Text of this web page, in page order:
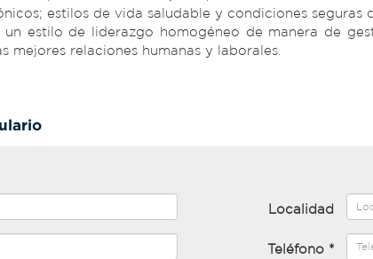
estilos de vida saludable y condiciones seguras
estilo de liderazgo homogéneo de manera de
mejores relaciones humanas y laborales.
Localidad
Teléfono *